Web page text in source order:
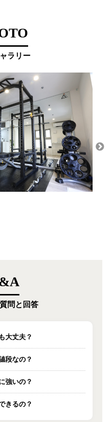
ラリー
問と回答
大丈夫？
段なの？
強いの？
きるの？